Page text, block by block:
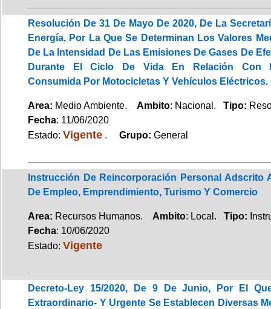
Resolución De 31 De Mayo De 2020, De La
Energía, Por La Que Se Determinan Los Valores
De La Intensidad De Las Emisiones De Gases De
Durante El Ciclo De Vida En Relación Con
Consumida Por Motocicletas Y Vehículos Eléctricos.
Area: Medio Ambiente. Ambito: Nacional. Tipo:
Fecha: 11/06/2020
Estado: Vigente . Grupo: General
Instrucción De Reincorporación Personal Adscrito
De Empleo, Emprendimiento, Turismo Y Comercio
Area: Recursos Humanos. Ambito: Local. Tipo:
Fecha: 10/06/2020
Estado: Vigente
Decreto-Ley 15/2020, De 9 De Junio, Por El
Extraordinario- Y Urgente Se Establecen Diversas